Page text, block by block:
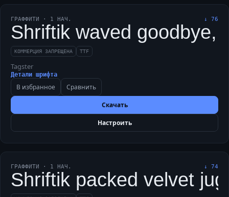
ГРАФФИТИ · 1 НАЧ. ↓ 76
Shriftik waved goodbye,
КОММЕРЦИЯ ЗАПРЕЩЕНА TTF
Tagster
Детали шрифта
В избранное Сравнить
Скачать
Настроить
ГРАФФИТИ · 1 НАЧ. ↓ 74
Shriftik packed velvet